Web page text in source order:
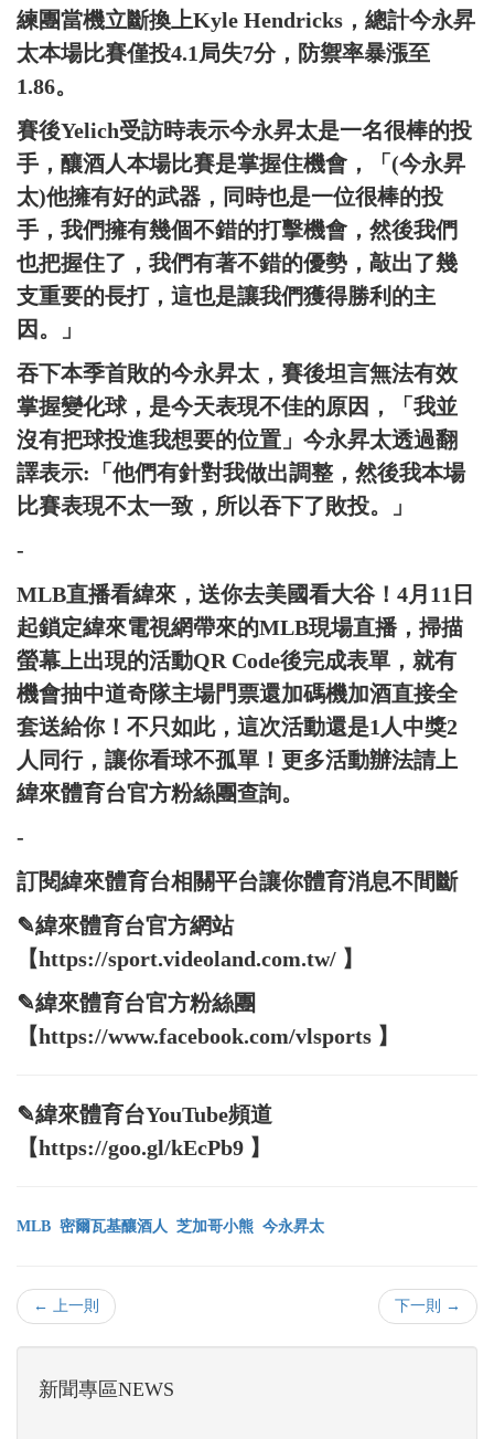
練團當機立斷換上Kyle Hendricks，總計今永昇
太本場比賽僅投4.1局失7分，防禦率暴漲至
1.86。
賽後Yelich受訪時表示今永昇太是一名很棒的投
手，釀酒人本場比賽是掌握住機會，「(今永昇
太)他擁有好的武器，同時也是一位很棒的投
手，我們擁有幾個不錯的打擊機會，然後我們
也把握住了，我們有著不錯的優勢，敲出了幾
支重要的長打，這也是讓我們獲得勝利的主
因。」
吞下本季首敗的今永昇太，賽後坦言無法有效
掌握變化球，是今天表現不佳的原因，「我並
沒有把球投進我想要的位置」今永昇太透過翻
譯表示:「他們有針對我做出調整，然後我本場
比賽表現不太一致，所以吞下了敗投。」
-
MLB直播看緯來，送你去美國看大谷！4月11日
起鎖定緯來電視網帶來的MLB現場直播，掃描
螢幕上出現的活動QR Code後完成表單，就有
機會抽中道奇隊主場門票還加碼機加酒直接全
套送給你！不只如此，這次活動還是1人中獎2
人同行，讓你看球不孤單！更多活動辦法請上
緯來體育台官方粉絲團查詢。
-
訂閱緯來體育台相關平台讓你體育消息不間斷
✎緯來體育台官方網站
【https://sport.videoland.com.tw/ 】
✎緯來體育台官方粉絲團
【https://www.facebook.com/vlsports 】
✎緯來體育台YouTube頻道
【https://goo.gl/kEcPb9 】
MLB 密爾瓦基釀酒人 芝加哥小熊 今永昇太
← 上一則 下一則 →
新聞專區NEWS